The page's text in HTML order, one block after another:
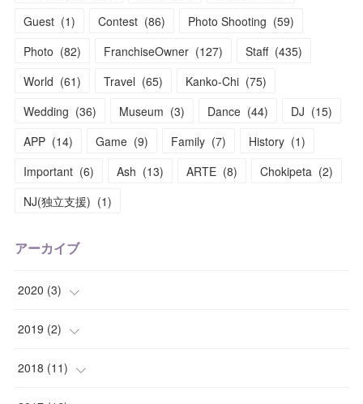
Guest (1) Contest (86) Photo Shooting (59)
Photo (82) FranchiseOwner (127) Staff (435)
World (61) Travel (65) Kanko-Chi (75)
Wedding (36) Museum (3) Dance (44) DJ (15)
APP (14) Game (9) Family (7) History (1)
Important (6) Ash (13) ARTE (8) Chokipeta (2)
NJ(独立支援) (1)
アーカイブ
2020 (3)
(1
( 1)
2019 (2)
( 1)
2018 (11)